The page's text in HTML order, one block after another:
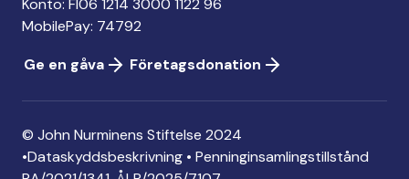
Konto: FI06 1214 3000 1122 96
MobilePay: 74792
Ge en gåva
Företagsdonation
© John Nurminens Stiftelse 2024
•Dataskyddsbeskrivning • Penninginsamlingstillstånd